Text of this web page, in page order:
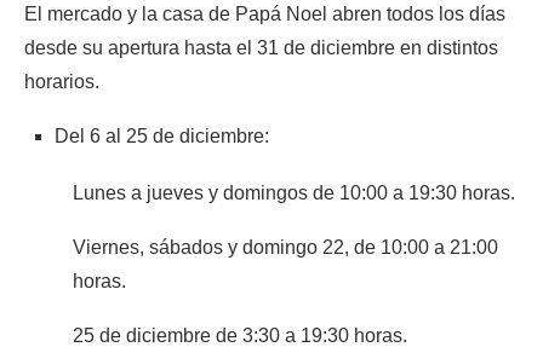
El mercado y la casa de Papá Noel abren todos los días
desde su apertura hasta el 31 de diciembre en distintos
horarios.
Del 6 al 25 de diciembre:
Lunes a jueves y domingos de 10:00 a 19:30 horas.
Viernes, sábados y domingo 22, de 10:00 a 21:00
horas.
25 de diciembre de 3:30 a 19:30 horas.